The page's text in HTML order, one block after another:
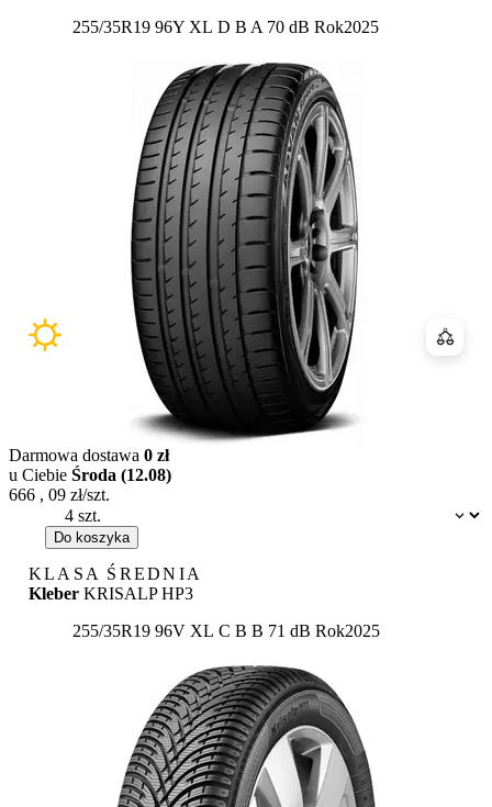
255/35R19 96Y XL Etykieta:
D B A 70 dB Rok2025
Dostępność:
Darmowa dostawa 0 zł
u Ciebie Środa (12.08)
666 , 09 zł/szt.
Do koszyka
KLASA ŚREDNIA
Kleber KRISALP HP3
255/35R19 96V XL Etykieta:
C B B 71 dB Rok2025